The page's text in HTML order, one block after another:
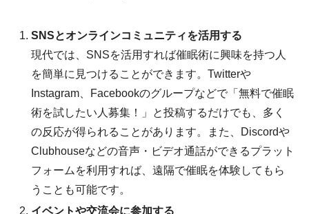
SNSとオンラインコミュニティを活用する
現代では、SNSを活用すれば催眠術に興味を持つ人
を簡単に見つけることができます。Twitterや
Instagram、Facebookのグループなどで「無料で催眠
術を試したい人募集！」と投稿するだけでも、多く
の反応が得られることがあります。また、Discordや
Clubhouseなどの音声・ビデオ通話ができるプラット
フォームを利用すれば、遠隔で催眠を体験してもら
うことも可能です。
イベントや交流会に参加する